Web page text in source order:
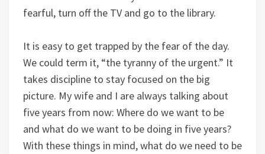
fearful, turn off the TV and go to the library.
It is easy to get trapped by the fear of the day.
We could term it, “the tyranny of the urgent.” It
takes discipline to stay focused on the big
picture. My wife and I are always talking about
five years from now: Where do we want to be
and what do we want to be doing in five years?
With these things in mind, what do we need to be